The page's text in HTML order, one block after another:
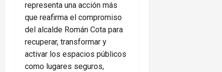
representa una acción más
que reafirma el compromiso
del alcalde Román Cota para
recuperar, transformar y
activar los espacios públicos
como lugares seguros,